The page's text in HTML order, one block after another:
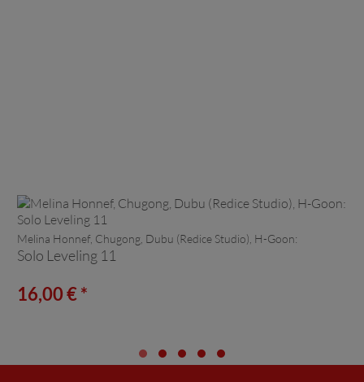
Melina Honnef, Chugong, Dubu (Redice Studio), H-Goon:
Solo Leveling 11
16,00 € *